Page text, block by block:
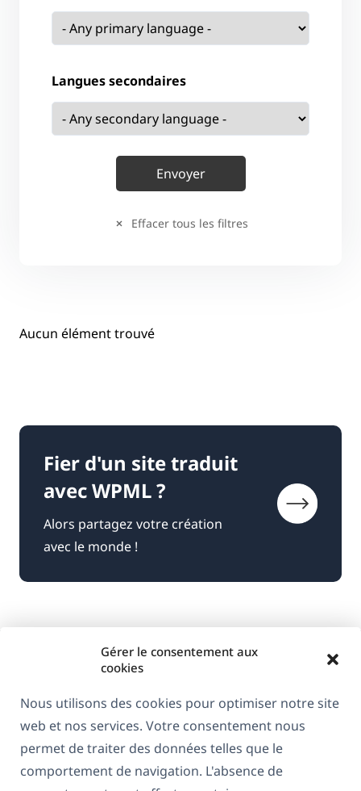
Gérer le consentement aux
cookies
Nous utilisons des cookies pour optimiser notre site
web et nos services. Votre consentement nous
permet de traiter des données telles que le
comportement de navigation. L'absence de
Langues secondaires
Effacer tous les filtres
Aucun élément trouvé
Fier d'un site traduit
avec WPML ?
Alors partagez votre création
avec le monde !
À propos de WPML
RGPD & Politique de confidentialité